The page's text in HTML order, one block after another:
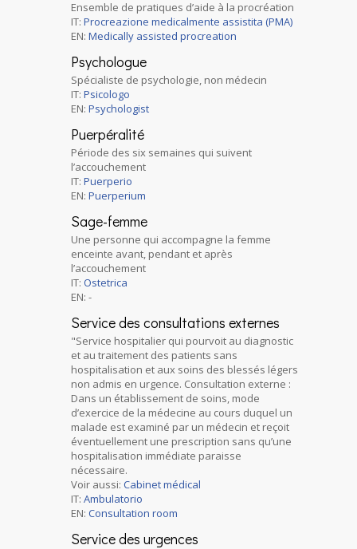
Ensemble de pratiques d’aide à la procréation
IT: Procreazione medicalmente assistita (PMA)
EN: Medically assisted procreation
Psychologue
Spécialiste de psychologie, non médecin
IT: Psicologo
EN: Psychologist
Puerpéralité
Période des six semaines qui suivent
l’accouchement
IT: Puerperio
EN: Puerperium
Sage-femme
Une personne qui accompagne la femme
enceinte avant, pendant et après
l’accouchement
IT: Ostetrica
EN: -
Service des consultations externes
"Service hospitalier qui pourvoit au diagnostic
et au traitement des patients sans
hospitalisation et aux soins des blessés légers
non admis en urgence. Consultation externe :
Dans un établissement de soins, mode
d’exercice de la médecine au cours duquel un
malade est examiné par un médecin et reçoit
éventuellement une prescription sans qu’une
hospitalisation immédiate paraisse
nécessaire.
Voir aussi: Cabinet médical
IT: Ambulatorio
EN: Consultation room
Service des urgences